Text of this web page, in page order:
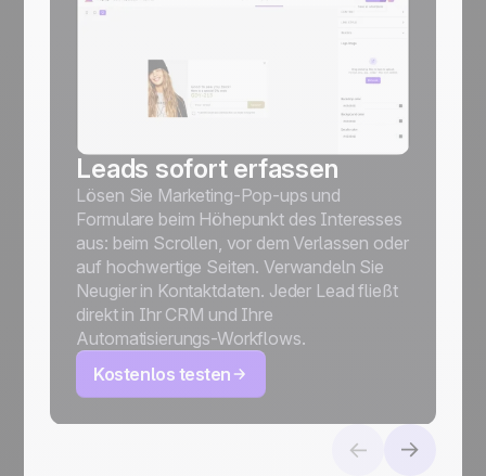
Leads sofort erfassen
Lösen Sie Marketing-Pop-ups und
Formulare beim Höhepunkt des Interesses
aus: beim Scrollen, vor dem Verlassen oder
auf hochwertige Seiten. Verwandeln Sie
Neugier in Kontaktdaten. Jeder Lead fließt
direkt in Ihr CRM und Ihre
Automatisierungs-Workflows.
Kostenlos testen